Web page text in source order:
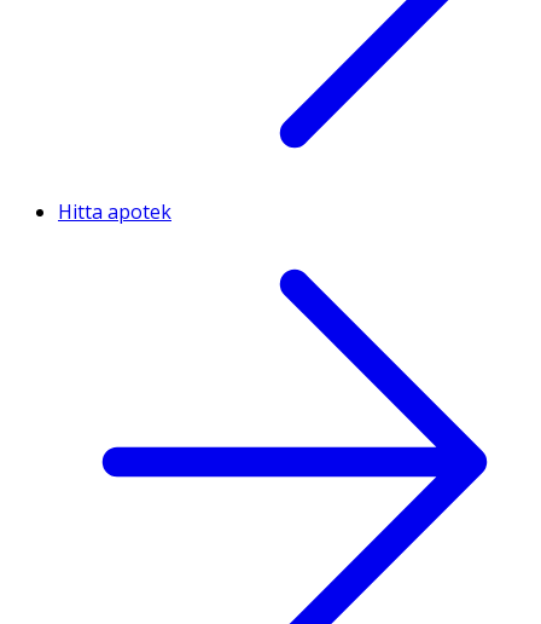
(pyridoxin HCl), vitamin B1 (tiamin HCl), folsyra ((6S)-5-
metyltetrahydrofolsyra, glukosaminsalt), krom (-
pikolinat), jod (kaliumjodid), d-biotin, vitamin B12
Hitta apotek